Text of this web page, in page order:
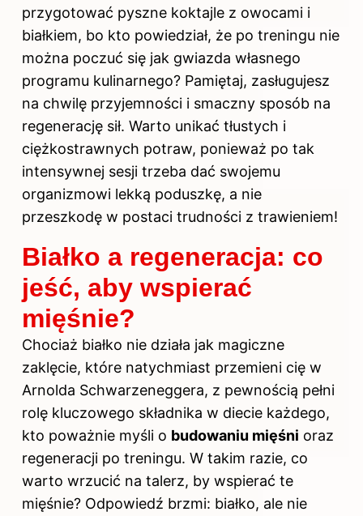
przygotować pyszne koktajle z owocami i
białkiem, bo kto powiedział, że po treningu nie
można poczuć się jak gwiazda własnego
programu kulinarnego? Pamiętaj, zasługujesz
na chwilę przyjemności i smaczny sposób na
regenerację sił. Warto unikać tłustych i
ciężkostrawnych potraw, ponieważ po tak
intensywnej sesji trzeba dać swojemu
organizmowi lekką poduszkę, a nie
przeszkodę w postaci trudności z trawieniem!
Białko a regeneracja: co
jeść, aby wspierać
mięśnie?
Chociaż białko nie działa jak magiczne
zaklęcie, które natychmiast przemieni cię w
Arnolda Schwarzeneggera, z pewnością pełni
rolę kluczowego składnika w diecie każdego,
kto poważnie myśli o budowaniu mięśni oraz
regeneracji po treningu. W takim razie, co
warto wrzucić na talerz, by wspierać te
mięśnie? Odpowiedź brzmi: białko, ale nie